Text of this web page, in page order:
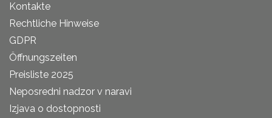
Kontakte
Rechtliche Hinweise
GDPR
Öffnungszeiten
Preisliste 2025
Neposredni nadzor v naravi
Izjava o dostopnosti